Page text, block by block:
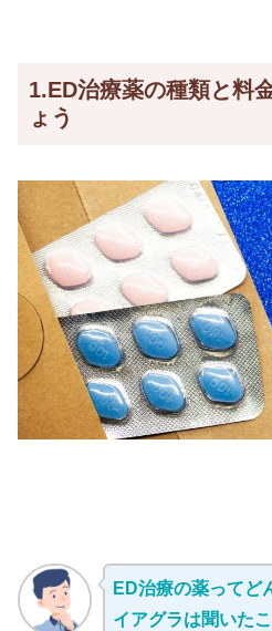
1.ED治療薬の種類と料
ょう
ED治療の薬ってど
イアグラは聞いた